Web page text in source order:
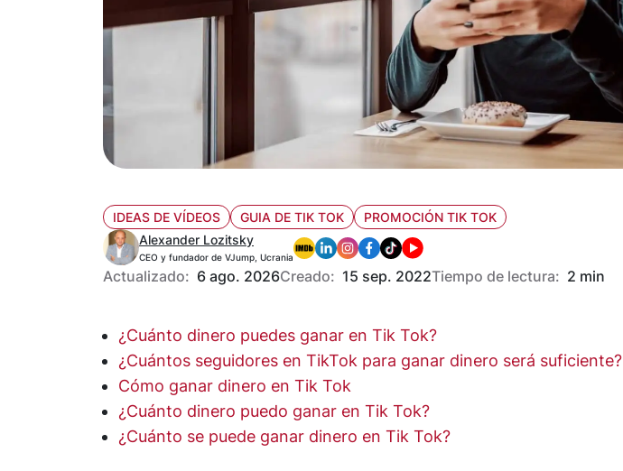
IDEAS DE VÍDEOS GUIA DE TIK TOK
PROMOCIÓN TIK TOK
Alexander Lozitsky
CEO y fundador de VJump, Ucrania
Actualizado: 6 ago. 2026Creado: 15 sep. 2022Tiempo de lectura: 2 min
¿Cuánto dinero puedes ganar en Tik Tok?
¿Cuántos seguidores en TikTok para ganar dinero será suficiente?
Cómo ganar dinero en Tik Tok
¿Cuánto dinero puedo ganar en Tik Tok?
¿Cuánto se puede ganar dinero en Tik Tok?